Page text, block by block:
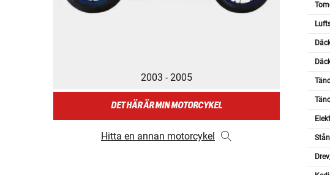
2003 - 2005
DET HÄR ÄR MIN MOTORCYKEL
Hitta en annan motorcykel